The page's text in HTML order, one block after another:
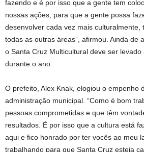
fazendo e é por isso que a gente tem
nossas ações, para que a gente possa
desenvolver cada vez mais culturalmente,
todas as outras áreas”, afirmou. Ainda de
o Santa Cruz Multicultural deve ser
durante o ano.
O prefeito, Alex Knak, elogiou o empenho
administração municipal. “Como é bom
pessoas comprometidas e que têm
resultados. É por isso que a cultura está
aqui e fico honrado por ter vocês ao meu
trabalhando para que Santa Cruz esteja